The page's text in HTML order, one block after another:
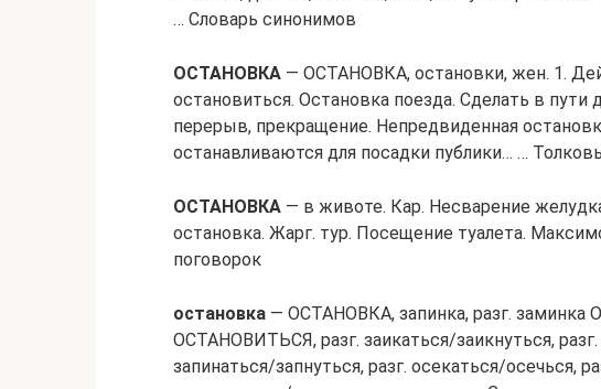
… Словарь синонимов
ОСТАНОВКА — ОСТАНОВКА, остановки, жен. 1.
остановиться. Остановка поезда. Сделать в
перерыв, прекращение. Непредвиденная
останавливаются для посадки публики… …
ОСТАНОВКА — в животе. Кар. Несварение
остановка. Жарг. тур. Посещение туалета.
поговорок
остановка — ОСТАНОВКА, запинка, разг.
ОСТАНОВИТЬСЯ, разг. заикаться/заикнуться,
запинаться/запнуться, разг. осекаться/осечься,